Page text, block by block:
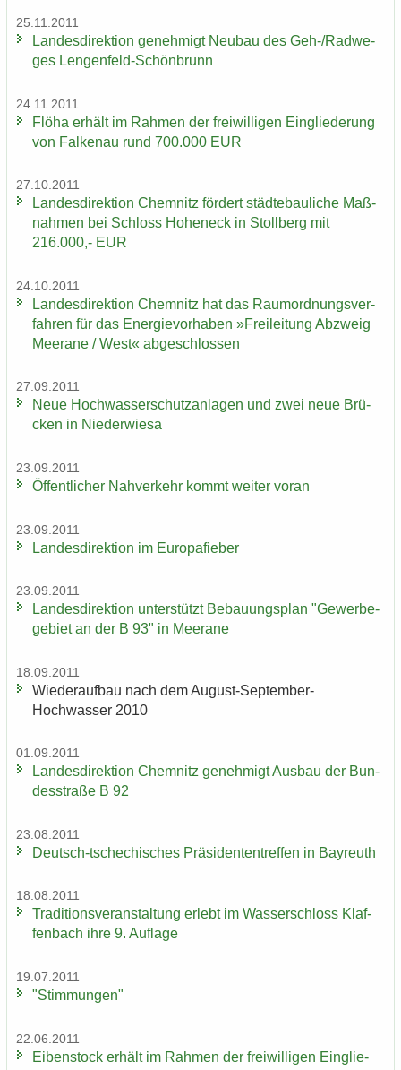
25.11.2011
Lan­des­di­rek­ti­on ge­neh­migt Neu­bau des Geh-/Rad­we­
ges Lengenfeld-​Schönbrunn
24.11.2011
Flöha er­hält im Rah­men der frei­wil­li­gen Ein­glie­de­rung
von Fal­ken­au rund 700.000 EUR
27.10.2011
Lan­des­di­rek­ti­on Chem­nitz för­dert städ­te­bau­li­che Maß­
nah­men bei Schloss Ho­heneck in Stoll­berg mit
216.000,- EUR
24.10.2011
Lan­des­di­rek­ti­on Chem­nitz hat das Raum­ord­nungs­ver­
fah­ren für das En­er­gie­vor­ha­ben »Frei­lei­tung Ab­zweig
Meer­a­ne / West« ab­ge­schlos­sen
27.09.2011
Neue Hoch­was­ser­schutz­an­la­gen und zwei neue Brü­
cken in Nie­der­wie­sa
23.09.2011
Öf­fent­li­cher Nah­ver­kehr kommt wei­ter voran
23.09.2011
Lan­des­di­rek­ti­on im Eu­ro­pa­fie­ber
23.09.2011
Lan­des­di­rek­ti­on un­ter­stützt Be­bau­ungs­plan "Ge­wer­be­
ge­biet an der B 93" in Meer­a­ne
18.09.2011
Wie­der­auf­bau nach dem August-​September-
Hochwasser 2010
01.09.2011
Lan­des­di­rek­ti­on Chem­nitz ge­neh­migt Aus­bau der Bun­
des­stra­ße B 92
23.08.2011
Deutsch-​tschechisches Prä­si­den­ten­tref­fen in Bay­reuth
18.08.2011
Tra­di­ti­ons­ver­an­stal­tung er­lebt im Was­ser­schloss Klaf­
fen­bach ihre 9. Auf­la­ge
19.07.2011
"Stim­mun­gen"
22.06.2011
Ei­ben­stock er­hält im Rah­men der frei­wil­li­gen Ein­glie­